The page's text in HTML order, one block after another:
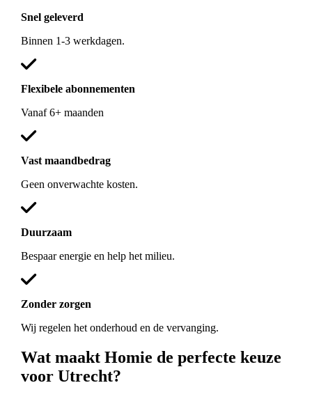
Snel geleverd
Binnen 1-3 werkdagen.
Flexibele abonnementen
Vanaf 6+ maanden
Vast maandbedrag
Geen onverwachte kosten.
Duurzaam
Bespaar energie en help het milieu.
Zonder zorgen
Wij regelen het onderhoud en de vervanging.
Wat maakt Homie de perfecte keuze
voor Utrecht?